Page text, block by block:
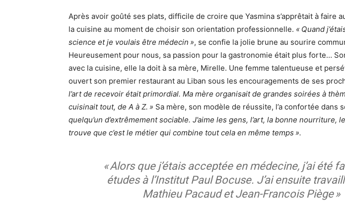
Après avoir goûté ses plats, difficile de croire que Yasmina s’apprêtait à faire
la cuisine au moment de choisir son orientation professionnelle. « Quand
science et je voulais être médecin », se confie la jolie brune au sourire
Heureusement pour nous, sa passion pour la gastronomie était plus forte…
avec la cuisine, elle la doit à sa mère, Mirelle. Une femme talentueuse et
ouvert son premier restaurant au Liban sous les encouragements de ses
l’art de recevoir était primordial. Ma mère organisait de grandes soirées à
cuisinait tout, de A à Z. » Sa mère, son modèle de réussite, l’a confortée dans
quelqu’un d’extrêmement sociable. J’aime les gens, l’art, la bonne nourriture,
trouve que c’est le métier qui combine tout cela en même temps ».
« Alors que j’étais acceptée en médecine, j’ai été
études à l’Institut Paul Bocuse. J’ai ensuite
Mathieu Pacaud et Jean-Francois Piège »